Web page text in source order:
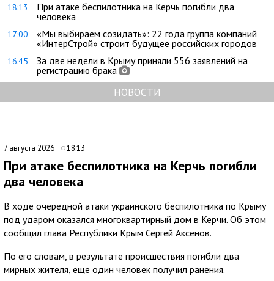
18:13
При атаке беспилотника на Керчь погибли два
человека
17:00
«Мы выбираем созидать»: 22 года группа компаний
«ИнтерСтрой» строит будущее российских городов
16:45
За две недели в Крыму приняли 556 заявлений на
регистрацию брака
НОВОСТИ
7 августа 2026 18:13
При атаке беспилотника на Керчь погибли
два человека
В ходе очередной атаки украинского беспилотника по Крыму
под ударом оказался многоквартирный дом в Керчи. Об этом
сообщил глава Республики Крым Сергей Аксёнов.
По его словам, в результате происшествия погибли два
мирных жителя, еще один человек получил ранения.